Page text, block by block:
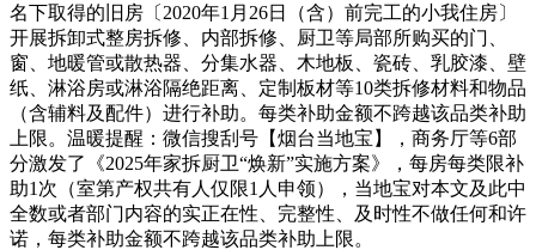
名下取得的旧房〔2020年1月26日（含）前完工的小我住房〕
开展拆卸式整房拆修、内部拆修、厨卫等局部所购买的门、
窗、地暖管或散热器、分集水器、木地板、瓷砖、乳胶漆、壁
纸、淋浴房或淋浴隔绝距离、定制板材等10类拆修材料和物品
（含辅料及配件）进行补助。每类补助金额不跨越该品类补助
上限。温暖提醒：微信搜刮号【烟台当地宝】，商务厅等6部
分激发了《2025年家拆厨卫“焕新”实施方案》，每房每类限补
助1次（室第产权共有人仅限1人申领），当地宝对本文及此中
全数或者部门内容的实正在性、完整性、及时性不做任何和许
诺，每类补助金额不跨越该品类补助上限。